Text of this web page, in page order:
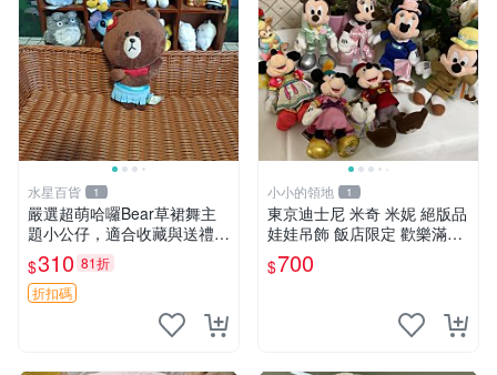
水星百貨 1
嚴選超萌哈囉Bear草裙舞主
題小公仔，適合收藏與送禮 1
00 克 哈囉Bear 草裙舞
$310 81折
折扣碼
小小的領地 1
東京迪士尼 米奇 米妮 絕版品
娃娃吊飾 飯店限定 歡樂滿人
間 復活節
$700